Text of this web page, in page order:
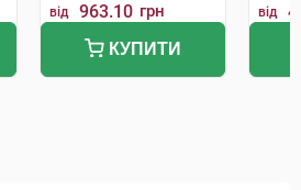
від 963.10 грн
КУПИТИ
від